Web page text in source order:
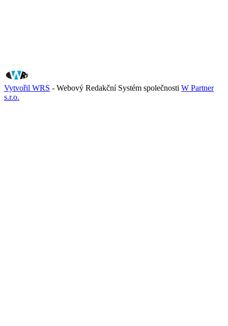
Vytvořil WRS - Webový Redakční Systém společnosti W Partner
s.r.o.